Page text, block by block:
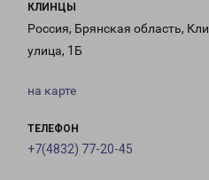
КЛИНЦЫ
Россия, Брянская область,
улица, 1Б
на карте
ТЕЛЕФОН
+7(4832) 77-20-45